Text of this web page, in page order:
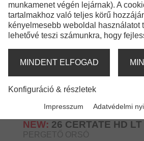
NEW: 26 CERTATE HD LT
PERGETŐ ORSÓ
munkamenet végén lejárnak). A
tartalmakhoz való teljes körű
kényelmesebb weboldal használatot
lehetővé teszi számunkra, hogy
MINDENT ELFOGAD
Konfiguráció & részletek
Impresszum Adatvédelmi